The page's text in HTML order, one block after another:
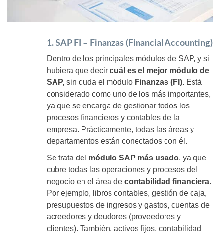
1. SAP FI – Finanzas (Financial Accounting)
Dentro de los principales módulos de SAP, y si
hubiera que decir cuál es el mejor módulo de
SAP, sin duda el módulo Finanzas (FI). Está
considerado como uno de los más importantes,
ya que se encarga de gestionar todos los
procesos financieros y contables de la
empresa. Prácticamente, todas las áreas y
departamentos están conectados con él.
Se trata del módulo SAP más usado, ya que
cubre todas las operaciones y procesos del
negocio en el área de contabilidad financiera.
Por ejemplo, libros contables, gestión de caja,
presupuestos de ingresos y gastos, cuentas de
acreedores y deudores (proveedores y
clientes). También, activos fijos, contabilidad